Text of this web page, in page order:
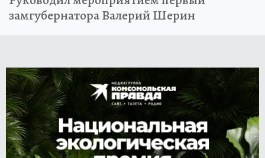
замгубернатора Валерий Шерин